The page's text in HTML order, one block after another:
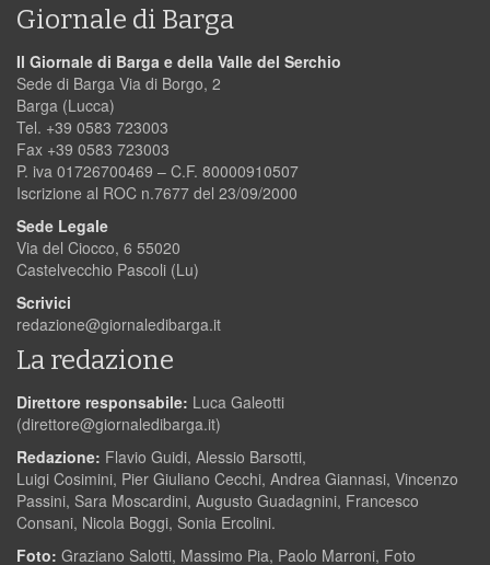
Giornale di Barga
Il Giornale di Barga e della Valle del Serchio
Sede di Barga Via di Borgo, 2
Barga (Lucca)
Tel. +39 0583 723003
Fax +39 0583 723003
P. iva 01726700469 – C.F. 80000910507
Iscrizione al ROC n.7677 del 23/09/2000
Sede Legale
Via del Ciocco, 6 55020
Castelvecchio Pascoli (Lu)
Scrivici
redazione@giornaledibarga.it
La redazione
Direttore responsabile: Luca Galeotti
(direttore@giornaledibarga.it)
Redazione: Flavio Guidi, Alessio Barsotti,
Luigi Cosimini, Pier Giuliano Cecchi, Andrea Giannasi, Vincenzo
Passini, Sara Moscardini, Augusto Guadagnini, Francesco
Consani, Nicola Boggi, Sonia Ercolini.
Foto: Graziano Salotti, Massimo Pia, Paolo Marroni, Foto